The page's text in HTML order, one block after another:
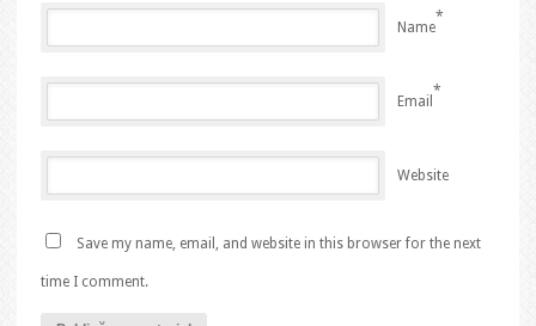
Name
*
Email
*
Website
Save my name, email, and website in this browser for the next
time I comment.